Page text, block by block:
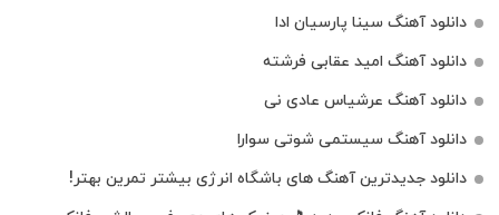
دانلود آهنگ سینا پارسیان ادا
دانلود آهنگ امید عقابی فرشته
دانلود آهنگ عرشیاس عادی نی
دانلود آهنگ سیستمی شوتی سوارا
دانلود جدیدترین آهنگ‌ های باشگاه انرژی بیشتر تمرین بهتر!